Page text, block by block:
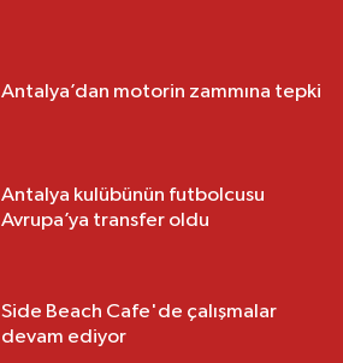
Antalya’dan motorin zammına tepki
Antalya kulübünün futbolcusu
Avrupa’ya transfer oldu
Side Beach Cafe'de çalışmalar
devam ediyor